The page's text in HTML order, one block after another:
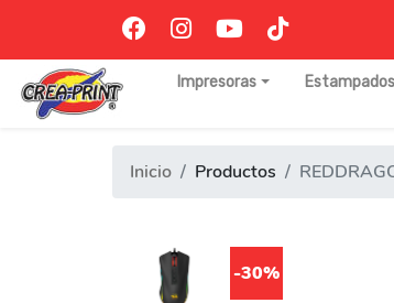
Impresoras Estampados
Inicio Productos
-30%